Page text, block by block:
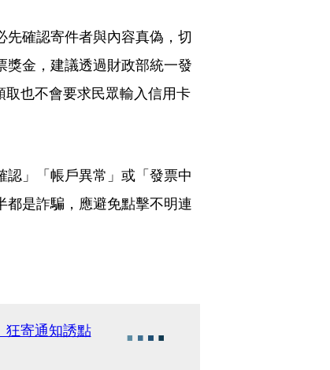
確認寄件者與內容真偽，切
金，建議透過財政部統一發
也不會要求民眾輸入信用卡
」「帳戶異常」或「發票中
都是詐騙，應避免點擊不明連
寄通知誘點